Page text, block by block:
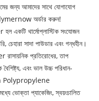
জন্য আমাদের সাথে যোগাযোগ
অর্ডার করুন!
থার্মোপ্লাস্টিক সংযোজন
চেহারা সাদা পাউডার এবং গন্ধহীন।
প্রতিরোধের, তাপ
এবং ভাল উচ্চ পরিধান-
Polypropylene
ভোক্তা প্যাকেজিং, স্বয়ংচালিত